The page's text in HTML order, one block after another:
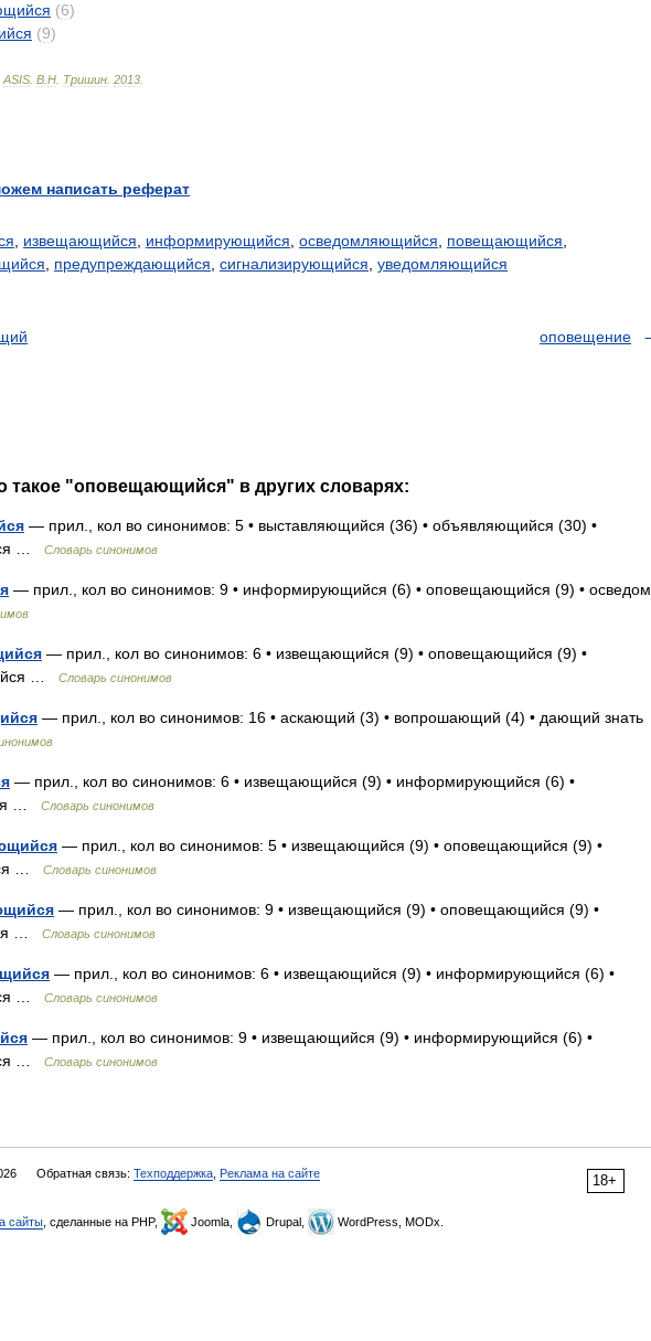
(6)
(9)
ASIS В Н Тришин 2013
написать реферат
извещающийся информирующийся осведомляющийся повещающийся
предупреждающийся сигнализирующийся уведомляющийся
оповещение
такое "оповещающийся" в других словарях:
— прил., кол во синонимов: 5 • выставляющийся (36) • объявляющийся (30) •
…
Словарь синонимов
— прил., кол во синонимов: 9 • информирующийся (6) • оповещающийся (9) • осведом
— прил., кол во синонимов: 6 • извещающийся (9) • оповещающийся (9) •
…
Словарь синонимов
— прил., кол во синонимов: 16 • аскающий (3) • вопрошающий (4) • дающий знать
— прил., кол во синонимов: 6 • извещающийся (9) • информирующийся (6) •
…
Словарь синонимов
— прил., кол во синонимов: 5 • извещающийся (9) • оповещающийся (9) •
…
Словарь синонимов
— прил., кол во синонимов: 9 • извещающийся (9) • оповещающийся (9) •
…
Словарь синонимов
— прил., кол во синонимов: 6 • извещающийся (9) • информирующийся (6) •
…
Словарь синонимов
— прил., кол во синонимов: 9 • извещающийся (9) • информирующийся (6) •
…
Словарь синонимов
18+
Обратная связь: Техподдержка Реклама на сайте
сайты , сделанные на PHP, Joomla, Drupal, WordPress, MODx.